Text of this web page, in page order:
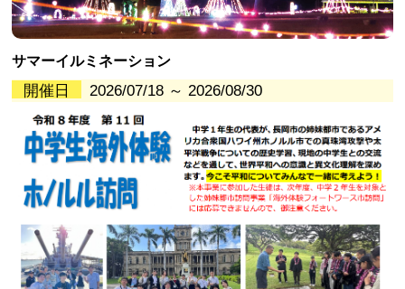
サマーイルミネーション
開催日 2026/07/18 ～ 2026/08/30